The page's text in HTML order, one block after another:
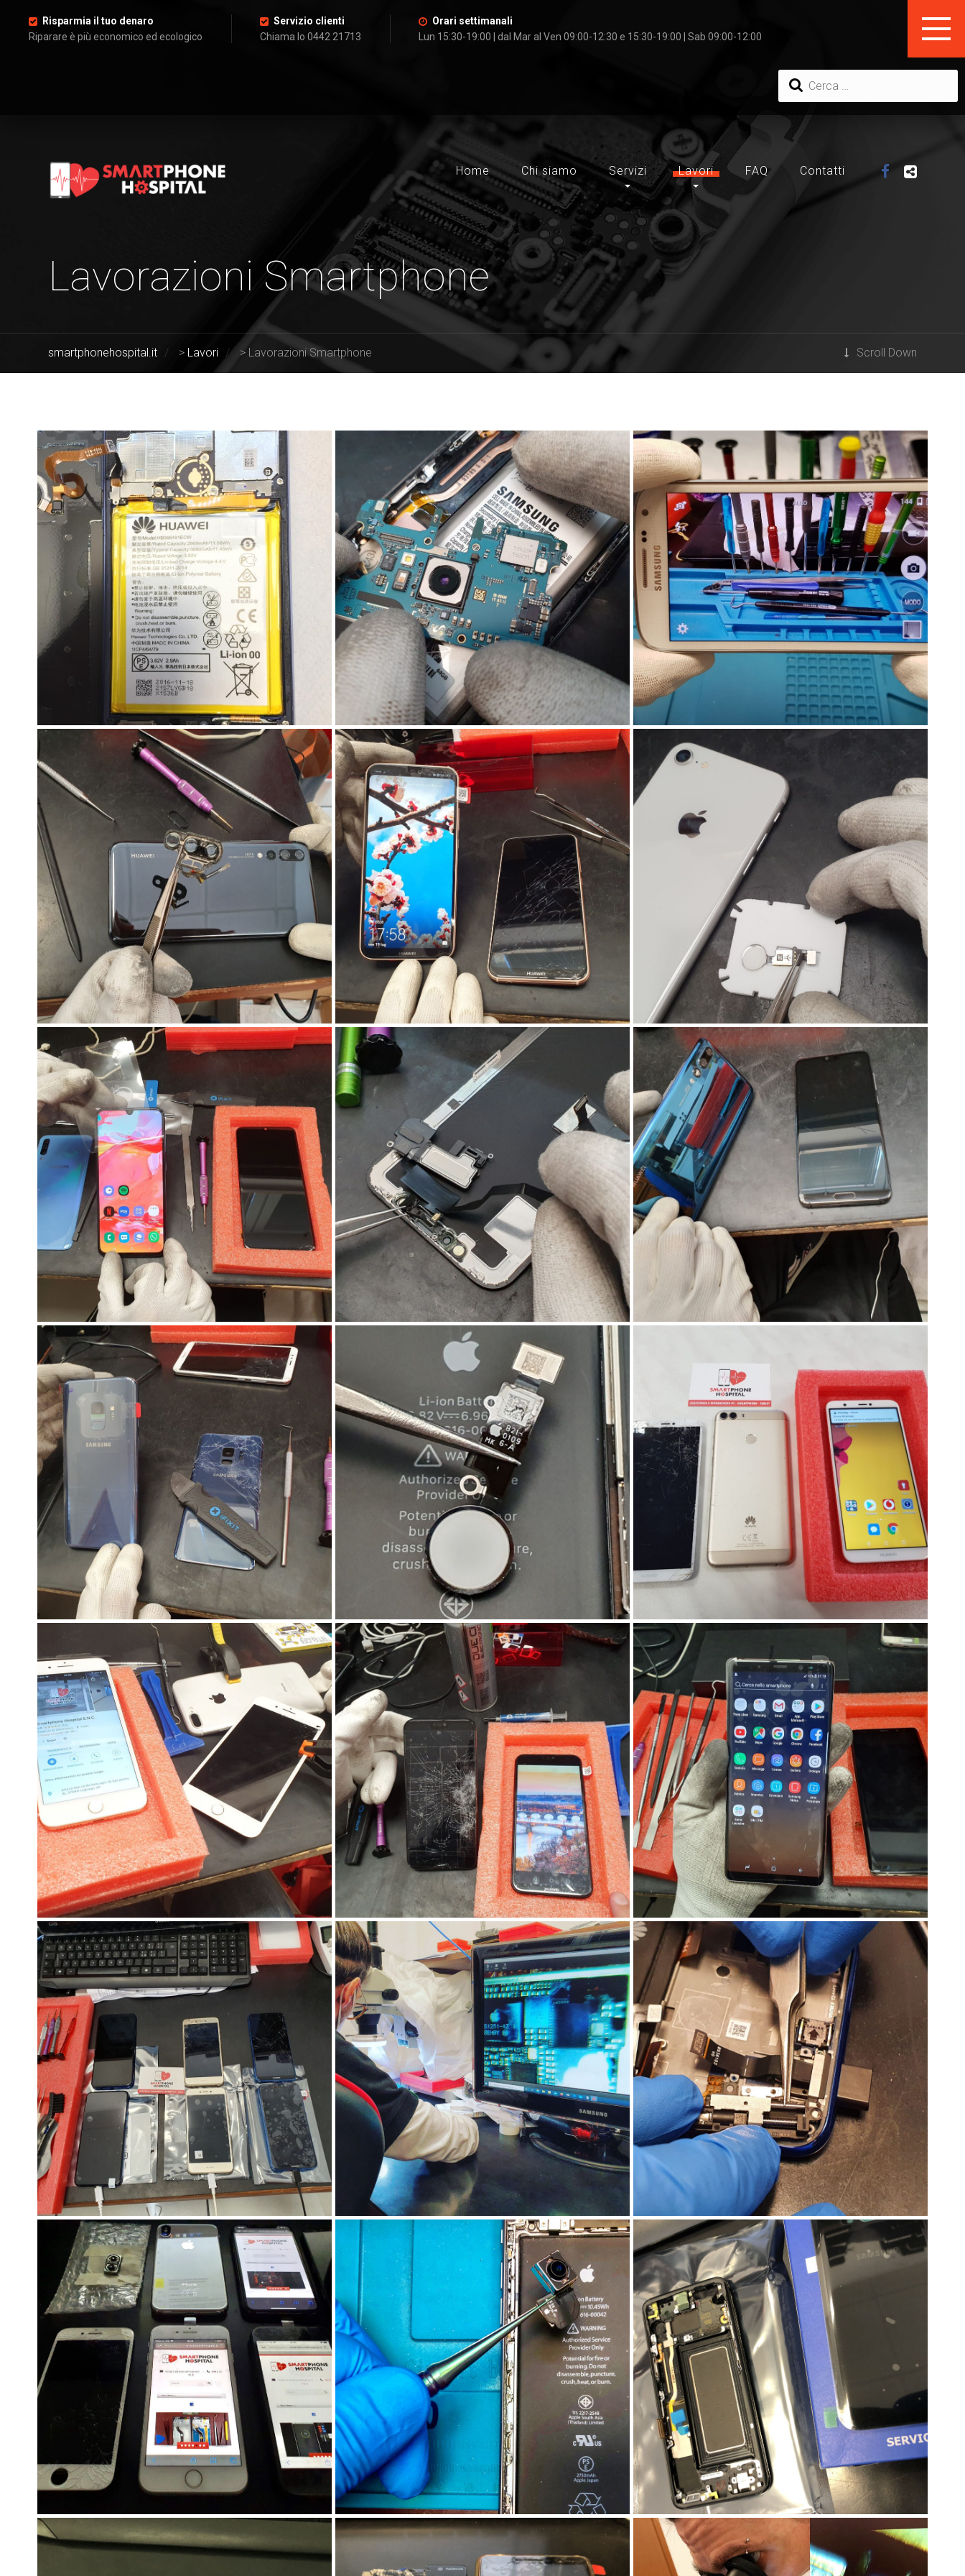
Risparmia il tuo denaro
Riparare è più economico ed ecologico
Servizio clienti
Chiama lo 0442 21713
Orari settimanali
Lun 15:30-19:00 | dal Mar al Ven 09:00-12:30 e 15:30-19:00 | Sab 09:00-12:00
Home Chi siamo Servizi Lavori FAQ Contatti
Lavorazioni Smartphone
Scroll Down
smartphonehospital.it > Lavori > Lavorazioni Smartphone